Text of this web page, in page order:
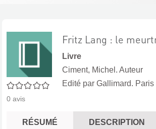
0/5
0 avis
Fritz Lang : le
Livre
Ciment, Michel. Auteur
Edité par Gallimard. Paris
RÉSUMÉ DESCRIPTION